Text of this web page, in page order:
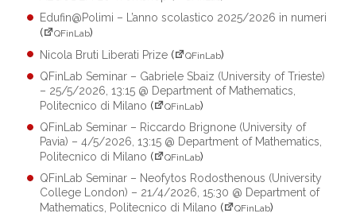
Edufin@Polimi – L’anno scolastico 2025/2026 in numeri
(
QFinLab)
Nicola Bruti Liberati Prize ( QFinLab)
QFinLab Seminar – Gabriele Sbaiz (University of Trieste)
– 25/5/2026, 13:15 @ Department of Mathematics,
Politecnico di Milano ( QFinLab)
QFinLab Seminar – Riccardo Brignone (University of
Pavia) – 4/5/2026, 13:15 @ Department of Mathematics,
Politecnico di Milano ( QFinLab)
QFinLab Seminar – Neofytos Rodosthenous (University
College London) – 21/4/2026, 15:30 @ Department of
Mathematics, Politecnico di Milano ( QFinLab)